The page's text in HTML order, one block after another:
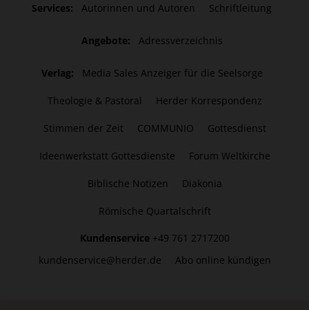
Services: Autorinnen und Autoren Schriftleitung
Angebote: Adressverzeichnis
Verlag: Media Sales Anzeiger für die Seelsorge
Theologie & Pastoral Herder Korrespondenz
Stimmen der Zeit COMMUNIO Gottesdienst
Ideenwerkstatt Gottesdienste Forum Weltkirche
Biblische Notizen Diakonia
Römische Quartalschrift
Kundenservice +49 761 2717200
kundenservice@herder.de
Abo online kündigen